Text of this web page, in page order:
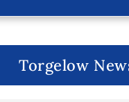
Torgelow